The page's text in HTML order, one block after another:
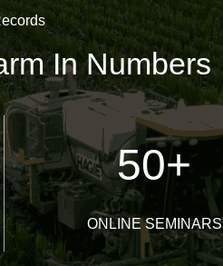
In Numbers
ONLINE SEMINARS
50+